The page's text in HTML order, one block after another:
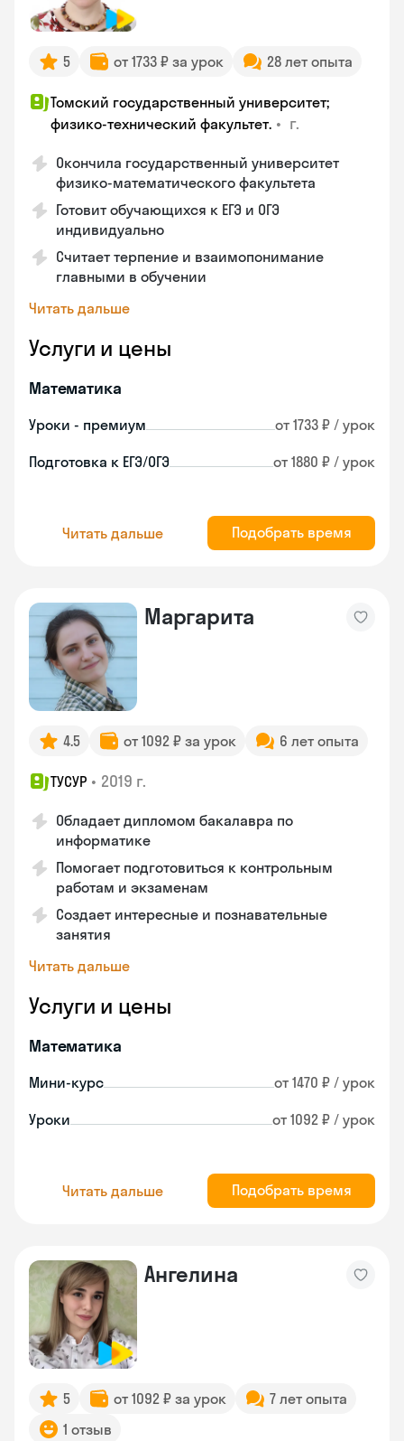
5 от 1733 ₽ за урок 28 лет опыта
Томский государственный университет;
физико-технический факультет. • г.
Окончила государственный университет
физико-математического факультета
Готовит обучающихся к ЕГЭ и ОГЭ
индивидуально
Считает терпение и взаимопонимание
главными в обучении
Читать дальше
Услуги и цены
Математика
Уроки - премиум от 1733 ₽ / урок
Подготовка к ЕГЭ/ОГЭ от 1880 ₽ / урок
Читать дальше Подобрать время
Маргарита
4.5 от 1092 ₽ за урок 6 лет опыта
ТУСУР • 2019 г.
Обладает дипломом бакалавра по
информатике
Помогает подготовиться к контрольным
работам и экзаменам
Создает интересные и познавательные
занятия
Читать дальше
Услуги и цены
Математика
Мини-курс от 1470 ₽ / урок
Уроки от 1092 ₽ / урок
Читать дальше Подобрать время
Ангелина
5 от 1092 ₽ за урок
7 лет опыта
1 отзыв